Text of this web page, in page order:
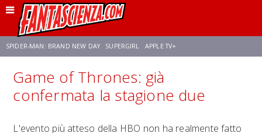
SPIDER-MAN: BRAND NEW DAY SUPERGIRL APPLE TV+
FRANCO RICCIARDIELLO ZENDAYA STAR TREK AVENGERS: DOOMSDAY
Game of Thrones: già
confermata la stagione due
L'evento più atteso della HBO non ha realmente fatto